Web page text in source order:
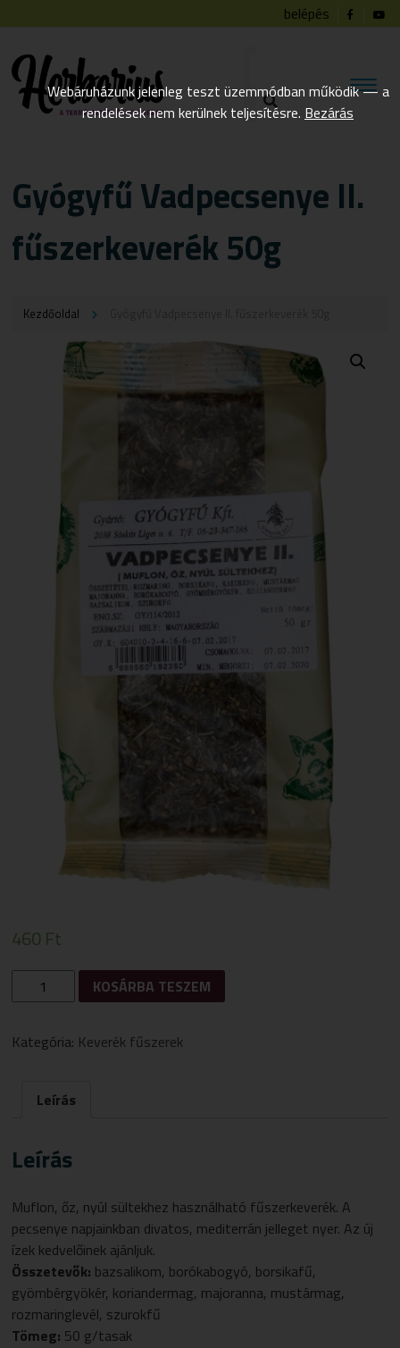
belépés
Gyógyfű Vadpecsenye II.
fűszerkeverék 50g
Kezdőoldal
460 Ft
GYÓGYFŰ
VADPECSENYE
50G
KOSÁRBA TESZEM
Kategória: Keverék fűszerek
Leírás
Leírás
Muflon, őz, nyúl sültekhez használható fűszerkeverék. A
pecsenye napjainkban divatos, mediterrán jelleget nyer. Az új
ízek kedvelőinek ajánljuk.
Összetevők: bazsalikom, borókabogyó, borsikafű,
gyömbérgyökér, koriandermag, majoranna, mustármag,
rozmaringlevél, szurokfű
Tömeg: 50 g/tasak
Webáruházunk jelenleg teszt üzemmódban működik — a
rendelések nem kerülnek teljesítésre. Bezárás